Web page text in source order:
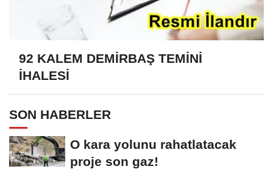
92 KALEM DEMİRBAŞ TEMİNİ
İHALESİ
SON HABERLER
O kara yolunu rahatlatacak
proje son gaz!